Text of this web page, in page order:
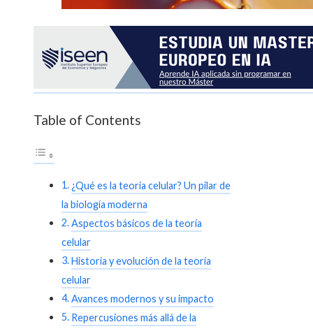
Table of Contents
¿Qué es la teoría celular? Un pilar de
la biología moderna
Aspectos básicos de la teoría
celular
Historia y evolución de la teoría
celular
Avances modernos y su impacto
Repercusiones más allá de la